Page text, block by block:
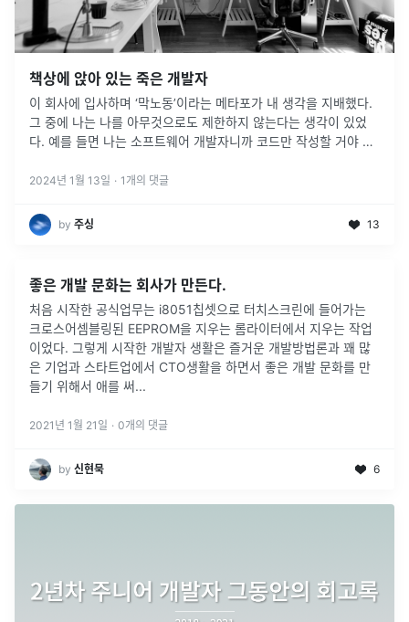
책상에 앉아 있는 죽은 개발자
이 회사에 입사하며 ‘막노동’이라는 메타포가 내 생각을 지배했다.
그 중에 나는 나를 아무것으로도 제한하지 않는다는 생각이 있었
다. 예를 들면 나는 소프트웨어 개발자니까 코드만 작성할 거야 같
2024년 1월 13일 · 1 개의 댓글
by 주싱 13
좋은 개발 문화는 회사가 만든다.
처음 시작한 공식업무는 i8051칩셋으로 터치스크린에 들어가는
크로스어셈블링된 EEPROM을 지우는 롬라이터에서 지우는 작업
이었다. 그렇게 시작한 개발자 생활은 즐거운 개발방법론과 꽤 많
은 기업과 스타트업에서 CTO생활을 하면서 좋은 개발 문화를 만
들기 위해서 애를 써...
2021년 1월 21일 · 0개의 댓글
by 신현묵 6